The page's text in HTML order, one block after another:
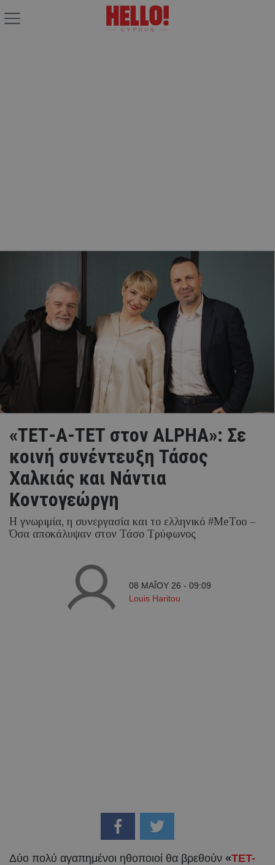
«ΤΕΤ-Α-ΤΕΤ στον ALPHA»: Σε
κοινή συνέντευξη Τάσος
Χαλκιάς και Νάντια
Κοντογεώργη
Η γνωριμία, η συνεργασία και το ελληνικό #MeToo –
Όσα αποκάλυψαν στον Τάσο Τρύφωνος
08 ΜΑΪ́ΟΥ 26 - 09:09
Louis Haritou
Δύο πολύ αγαπημένοι ηθοποιοί θα βρεθούν «ΤΕΤ-